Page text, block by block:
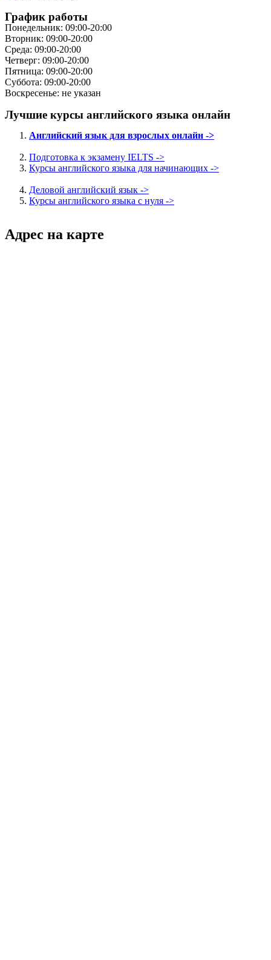
График работы
Понедельник: 09:00-20:00
Вторник: 09:00-20:00
Среда: 09:00-20:00
Четверг: 09:00-20:00
Пятница: 09:00-20:00
Суббота: 09:00-20:00
Воскресенье: не указан
Лучшие курсы английского языка онлайн
Английский язык для взрослых онлайн ->
Подготовка к экзамену IELTS ->
Курсы английского языка для начинающих ->
Деловой английский язык ->
Курсы английского языка с нуля ->
Адрес на карте